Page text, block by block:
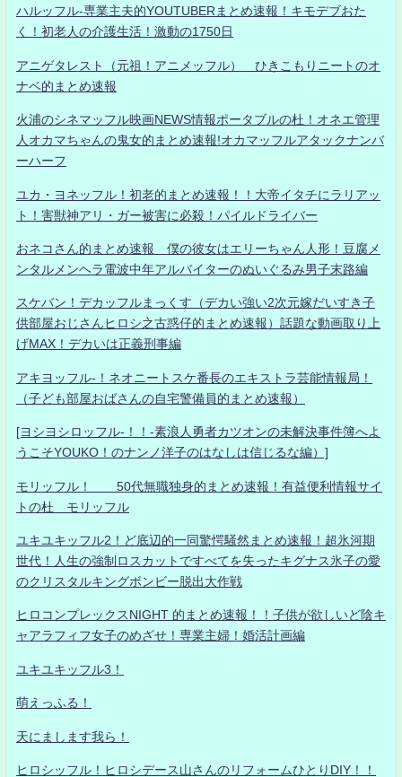
ハルッフル-専業主夫的YOUTUBERまとめ速報！キモデブおた
く！初老人の介護生活！激動の1750日
アニゲタレスト（元祖！アニメッフル） ひきこもりニートのオ
ナベ的まとめ速報
火浦のシネマッフル映画NEWS情報ポータブルの杜！オネエ管理
人オカマちゃんの鬼女的まとめ速報!オカマッフルアタックナンバ
ーハーフ
ユカ・ヨネッフル！初老的まとめ速報！！大帝イタチにラリアッ
ト！害獣神アリ・ガー被害に必殺！パイルドライバー
おネコさん的まとめ速報 僕の彼女はエリーちゃん人形！豆腐メ
ンタルメンヘラ電波中年アルバイターのぬいぐるみ男子末路編
スケバン！デカッフルまっくす（デカい強い2次元嫁だいすき子
供部屋おじさんヒロシ之古惑仔的まとめ速報）話題な動画取り上
げMAX！デカいは正義刑事編
アキヨッフル-！ネオニートスケ番長のエキストラ芸能情報局！
（子ども部屋おばさんの自宅警備員的まとめ速報）
[ヨシヨシロッフル-！！-素浪人勇者カツオンの未解決事件簿へよ
うこそYOUKO！のナンノ洋子のはなしは信じるな編）]
モリッフル！ 50代無職独身的まとめ速報！有益便利情報サイ
トの杜 モリッフル
ユキユキッフル2！ど底辺的一同驚愕騒然まとめ速報！超氷河期
世代！人生の強制ロスカットですべてを失ったキグナス氷子の愛
のクリスタルキングボンビー脱出大作戦
ヒロコンプレックスNIGHT 的まとめ速報！！子供が欲しいど陰キ
ャアラフィフ女子のめざせ！専業主婦！婚活計画編
ユキユキッフル3！
萌えっふる！
天にまします我ら！
ヒロシッフル！ヒロシデース山さんのリフォームひとりDIY！！